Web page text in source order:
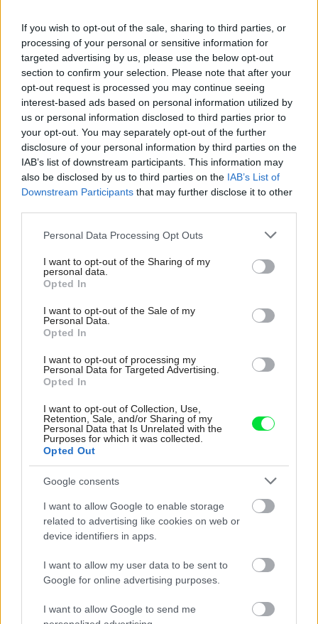
If you wish to opt-out of the sale, sharing to third parties, or
processing of your personal or sensitive information for
targeted advertising by us, please use the below opt-out
section to confirm your selection. Please note that after your
opt-out request is processed you may continue seeing
interest-based ads based on personal information utilized by
us or personal information disclosed to third parties prior to
your opt-out. You may separately opt-out of the further
disclosure of your personal information by third parties on the
IAB’s list of downstream participants. This information may
also be disclosed by us to third parties on the IAB’s List of
Downstream Participants that may further disclose it to other
Please note that this website/app uses one or more Google
not limited to your visit or usage behaviour. You may click to
grant or deny consent to Google and its third-party tags to
use your data for below specified purposes in below Google
consent section.
Personal Data Processing Opt Outs
I want to opt-out of the Sharing of my
personal data.
Opted In
I want to opt-out of the Sale of my
Personal Data.
Opted In
I want to opt-out of processing my
Personal Data for Targeted Advertising.
Opted In
I want to opt-out of Collection, Use,
Retention, Sale, and/or Sharing of my
Personal Data that Is Unrelated with the
Purposes for which it was collected.
Opted Out
Google consents
I want to allow Google to enable storage
related to advertising like cookies on web or
device identifiers in apps.
I want to allow my user data to be sent to
Google for online advertising purposes.
I want to allow Google to send me
Žiadna záhrada nie je príliš malá aspoň na pár
záhonov, vraví záhradný architekt Leffler.
Takto radí riešiť nedostatok miesta
Festival záhrad a hobby prinesie do Bratislavy
dva dni plné inšpirácie a zelene
Urob si sám
Aprílové vydanie časopisu Urob si sám:
Vyťažte maximum z malej záhrady a urobte si
poriadok v dielni!
Záhrada